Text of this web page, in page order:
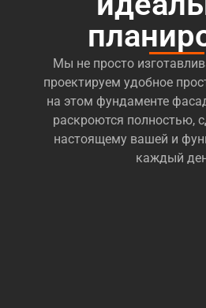
Мы не просто
проектируем удобное
на этом фундаменте
раскроются полностью,
настоящему вашей и
каждый